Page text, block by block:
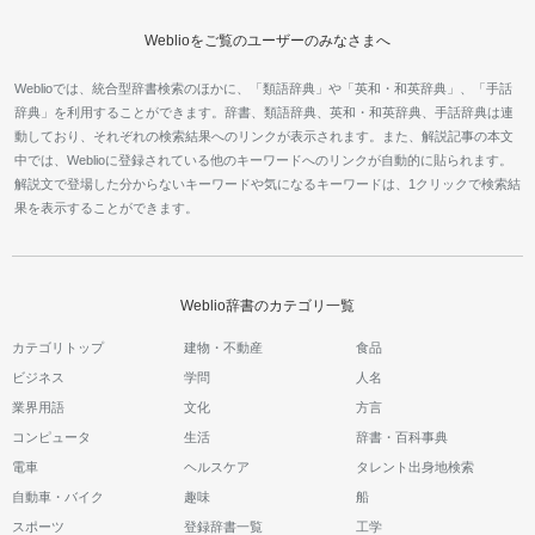
Weblioをご覧のユーザーのみなさまへ
Weblioでは、統合型辞書検索のほかに、「類語辞典」や「英和・和英辞典」、「手話
辞典」を利用することができます。辞書、類語辞典、英和・和英辞典、手話辞典は連
動しており、それぞれの検索結果へのリンクが表示されます。また、解説記事の本文
中では、Weblioに登録されている他のキーワードへのリンクが自動的に貼られます。
解説文で登場した分からないキーワードや気になるキーワードは、1クリックで検索結
果を表示することができます。
Weblio辞書のカテゴリ一覧
カテゴリトップ 建物・不動産 食品
ビジネス 学問 人名
業界用語 文化 方言
コンピュータ 生活 辞書・百科事典
電車 ヘルスケア タレント出身地検索
自動車・バイク 趣味 船
スポーツ 登録辞書一覧 工学